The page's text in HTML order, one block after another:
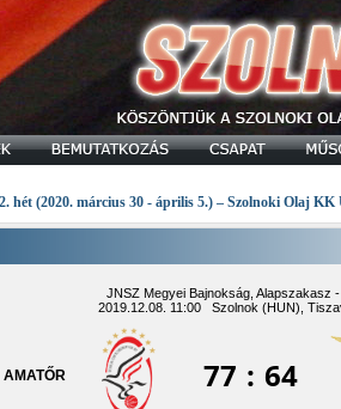
hét (2020. március 30 - április 5.) – Szolnoki Olaj KK
JNSZ Megyei Bajnokság, Alapszakasz
2019.12.08. 11:00 Szolnok (HUN),
77 : 64